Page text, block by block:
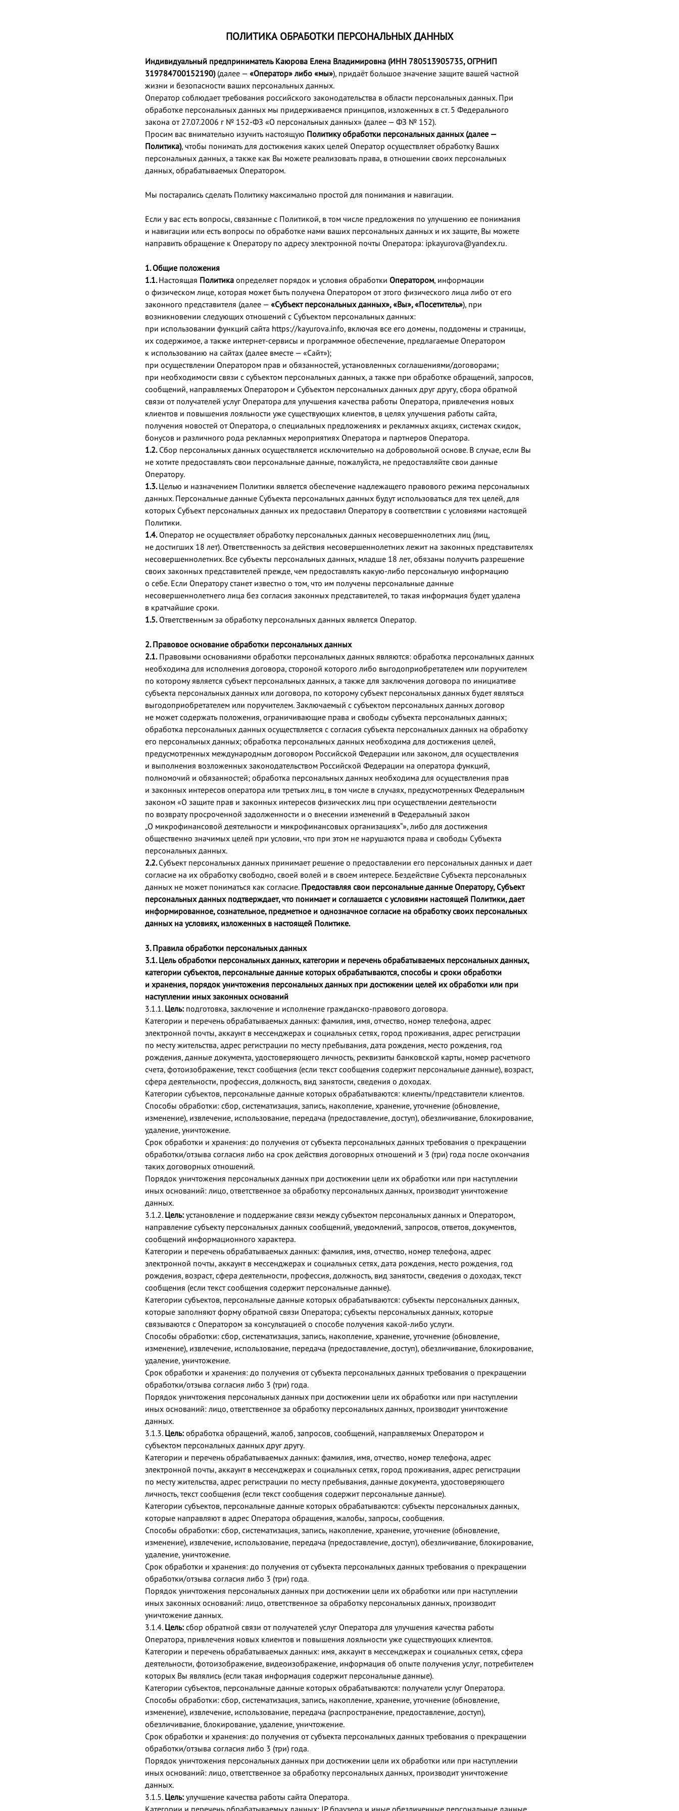
ПОЛИТИКА ОБРАБОТКИ ПЕРСОНАЛЬНЫХ ДАННЫХ
Индивидуальный предприниматель Каюрова Елена Владимировна (ИНН 780513905735, ОГРНИП
319784700152190)(далее — «Оператор» либо «мы»), придаёт большое значение защите вашей частной
жизни и безопасности ваших персональных данных.
Оператор соблюдает требования российского законодательства в области персональных данных. При
обработке персональных данных мы придерживаемся принципов, изложенных в ст. 5 Федерального
закона от 27.07.2006 г № 152-ФЗ «О персональных данных» (далее — ФЗ № 152).
Просим вас внимательно изучить настоящую Политику обработки персональных данных (далее —
Политика), чтобы понимать для достижения каких целей Оператор осуществляет обработку Ваших
персональных данных, а также как Вы можете реализовать права, в отношении своих персональных
данных, обрабатываемых Оператором.
Мы постарались сделать Политику максимально простой для понимания и навигации.
Если у вас есть вопросы, связанные с Политикой, в том числе предложения по улучшению ее понимания
и навигации или есть вопросы по обработке нами ваших персональных данных и их защите, Вы можете
направить обращение к Оператору по адресу электронной почты Оператора: ipkayurova@yandex.ru.
1. Общие положения
1.1.Настоящая Политика определяет порядок и условия обработки Оператором, информации
о физическом лице, которая может быть получена Оператором от этого физического лица либо от его
законного представителя (далее — «Субъект персональных данных», «Вы», «Посетитель»), при
возникновении следующих отношений с Субъектом персональных данных:
при использовании функций сайта https://kayurova.info, включая все его домены, поддомены и страницы,
их содержимое, а также интернет-сервисы и программное обеспечение, предлагаемые Оператором
к использованию на сайтах (далее вместе — «Сайт»);
при осуществлении Оператором прав и обязанностей, установленных соглашениями/договорами;
при необходимости связи с субъектом персональных данных, а также при обработке обращений, запросов,
сообщений, направляемых Оператором и Субъектом персональных данных друг другу, сбора обратной
связи от получателей услуг Оператора для улучшения качества работы Оператора, привлечения новых
клиентов и повышения лояльности уже существующих клиентов, в целях улучшения работы сайта,
получения новостей от Оператора, о специальных предложениях и рекламных акциях, системах скидок,
бонусов и различного рода рекламных мероприятиях Оператора и партнеров Оператора.
1.2.Сбор персональных данных осуществляется исключительно на добровольной основе. В случае, если Вы
не хотите предоставлять свои персональные данные, пожалуйста, не предоставляйте свои данные
Оператору.
1.3.Целью и назначением Политики является обеспечение надлежащего правового режима персональных
данных. Персональные данные Субъекта персональных данных будут использоваться для тех целей, для
которых Субъект персональных данных их предоставил Оператору в соответствии с условиями настоящей
Политики.
1.4.Оператор не осуществляет обработку персональных данных несовершеннолетних лиц (лиц,
не достигших 18 лет). Ответственность за действия несовершеннолетних лежит на законных представителях
несовершеннолетних. Все субъекты персональных данных, младше 18 лет, обязаны получить разрешение
своих законных представителей прежде, чем предоставлять какую-либо персональную информацию
о себе. Если Оператору станет известно о том, что им получены персональные данные
несовершеннолетнего лица без согласия законных представителей, то такая информация будет удалена
в кратчайшие сроки.
1.5.Ответственным за обработку персональных данных является Оператор.
2. Правовое основание обработки персональных данных
2.1.Правовыми основаниями обработки персональных данных являются: обработка персональных данных
необходима для исполнения договора, стороной которого либо выгодоприобретателем или поручителем
по которому является субъект персональных данных, а также для заключения договора по инициативе
субъекта персональных данных или договора, по которому субъект персональных данных будет являться
выгодоприобретателем или поручителем. Заключаемый с субъектом персональных данных договор
не может содержать положения, ограничивающие права и свободы субъекта персональных данных;
обработка персональных данных осуществляется с согласия субъекта персональных данных на обработку
его персональных данных; обработка персональных данных необходима для достижения целей,
предусмотренных международным договором Российской Федерации или законом, для осуществления
и выполнения возложенных законодательством Российской Федерации на оператора функций,
полномочий и обязанностей; обработка персональных данных необходима для осуществления прав
и законных интересов оператора или третьих лиц, в том числе в случаях, предусмотренных Федеральным
законом «О защите прав и законных интересов физических лиц при осуществлении деятельности
по возврату просроченной задолженности и о внесении изменений в Федеральный закон
„О микрофинансовой деятельности и микрофинансовых организациях“», либо для достижения
общественно значимых целей при условии, что при этом не нарушаются права и свободы Субъекта
персональных данных.
2.2.Субъект персональных данных принимает решение о предоставлении его персональных данных и дает
согласие на их обработку свободно, своей волей и в своем интересе. Бездействие Субъекта персональных
данных не может пониматься как согласие. Предоставляя свои персональные данные Оператору, Субъект
персональных данных подтверждает, что понимает и соглашается с условиями настоящей Политики, дает
информированное, сознательное, предметное и однозначное согласие на обработку своих персональных
данных на условиях, изложенных в настоящей Политике.
3. Правила обработки персональных данных
3.1. Цель обработки персональных данных, категории и перечень обрабатываемых персональных данных,
категории субъектов, персональные данные которых обрабатываются, способы и сроки обработки
и хранения, порядок уничтожения персональных данных при достижении целей их обработки или при
наступлении иных законных оснований
3.1.1. Цель: подготовка, заключение и исполнение гражданско-правового договора.
Категории и перечень обрабатываемых данных: фамилия, имя, отчество, номер телефона, адрес
электронной почты, аккаунт в мессенджерах и социальных сетях, город проживания, адрес регистрации
по месту жительства, адрес регистрации по месту пребывания, дата рождения, место рождения, год
рождения, данные документа, удостоверяющего личность, реквизиты банковской карты, номер расчетного
счета, фотоизображение, текст сообщения (если текст сообщения содержит персональные данные), возраст,
сфера деятельности, профессия, должность, вид занятости, сведения о доходах.
Категории субъектов, персональные данные которых обрабатываются: клиенты/представители клиентов.
Способы обработки: сбор, систематизация, запись, накопление, хранение, уточнение (обновление,
изменение), извлечение, использование, передача (предоставление, доступ), обезличивание, блокирование,
удаление, уничтожение.
Срок обработки и хранения: до получения от субъекта персональных данных требования о прекращении
обработки/отзыва согласия либо на срок действия договорных отношений и 3 (три) года после окончания
таких договорных отношений.
Порядок уничтожения персональных данных при достижении цели их обработки или при наступлении
иных оснований: лицо, ответственное за обработку персональных данных, производит уничтожение
данных.
3.1.2. Цель: установление и поддержание связи между субъектом персональных данных и Оператором,
направление субъекту персональных данных сообщений, уведомлений, запросов, ответов, документов,
сообщений информационного характера.
Категории и перечень обрабатываемых данных: фамилия, имя, отчество, номер телефона, адрес
электронной почты, аккаунт в мессенджерах и социальных сетях, дата рождения, место рождения, год
рождения, возраст, сфера деятельности, профессия, должность, вид занятости, сведения о доходах, текст
сообщения (если текст сообщения содержит персональные данные).
Категории субъектов, персональные данные которых обрабатываются: субъекты персональных данных,
которые заполняют форму обратной связи Оператора; субъекты персональных данных, которые
связываются с Оператором за консультацией о способе получения какой-либо услуги.
Способы обработки: сбор, систематизация, запись, накопление, хранение, уточнение (обновление,
изменение), извлечение, использование, передача (предоставление, доступ), обезличивание, блокирование,
удаление, уничтожение.
Срок обработки и хранения: до получения от субъекта персональных данных требования о прекращении
обработки/отзыва согласия либо 3 (три) года.
Порядок уничтожения персональных данных при достижении цели их обработки или при наступлении
иных оснований: лицо, ответственное за обработку персональных данных, производит уничтожение
данных.
3.1.3. Цель: обработка обращений, жалоб, запросов, сообщений, направляемых Оператором и
субъектом персональных данных друг другу.
Категории и перечень обрабатываемых данных: фамилия, имя, отчество, номер телефона, адрес
электронной почты, аккаунт в мессенджерах и социальных сетях, город проживания, адрес регистрации
по месту жительства, адрес регистрации по месту пребывания, данные документа, удостоверяющего
личность, текст сообщения (если текст сообщения содержит персональные данные).
Категории субъектов, персональные данные которых обрабатываются: субъекты персональных данных,
которые направляют в адрес Оператора обращения, жалобы, запросы, сообщения.
Способы обработки: сбор, систематизация, запись, накопление, хранение, уточнение (обновление,
изменение), извлечение, использование, передача (предоставление, доступ), обезличивание, блокирование,
удаление, уничтожение.
Срок обработки и хранения: до получения от субъекта персональных данных требования о прекращении
обработки/отзыва согласия либо 3 (три) года.
Порядок уничтожения персональных данных при достижении цели их обработки или при наступлении
иных законных оснований: лицо, ответственное за обработку персональных данных, производит
уничтожение данных.
3.1.4. Цель: сбор обратной связи от получателей услуг Оператора для улучшения качества работы
Оператора, привлечения новых клиентов и повышения лояльности уже существующих клиентов.
Категории и перечень обрабатываемых данных: имя, аккаунт в мессенджерах и социальных сетях, сфера
деятельности, фотоизображение, видеоизображение, информация об опыте получения услуг, потребителем
которых Вы являлись (если такая информация содержит персональные данные).
Категории субъектов, персональные данные которых обрабатываются: получатели услуг Оператора.
Способы обработки: сбор, систематизация, запись, накопление, хранение, уточнение (обновление,
изменение), извлечение, использование, передача (распространение, предоставление, доступ),
обезличивание, блокирование, удаление, уничтожение.
Срок обработки и хранения: до получения от субъекта персональных данных требования о прекращении
обработки/отзыва согласия либо 3 (три) года.
Порядок уничтожения персональных данных при достижении цели их обработки или при наступлении
иных оснований: лицо, ответственное за обработку персональных данных, производит уничтожение
данных.
3.1.5. Цель: улучшение качества работы сайта Оператора.
Категории и перечень обрабатываемых данных: IP браузера и иные обезличенные персональные данные.